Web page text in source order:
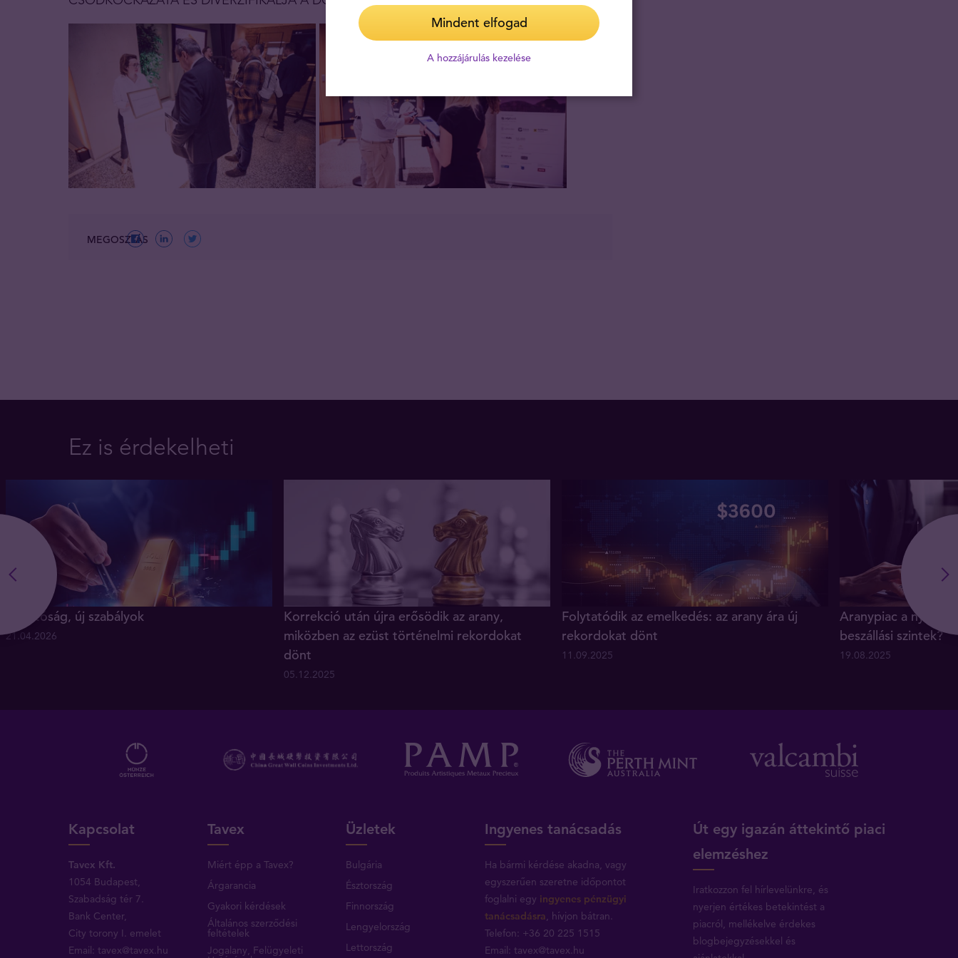
MEGOSZTÁS
Ez is érdekelheti
Új hatóság, új szabályok
21.04.2026
Korrekció után újra erősödik az arany,
miközben az ezüst történelmi rekordokat
dönt
05.12.2025
Folytatódik az emelkedés: az arany ára új
rekordokat dönt
11.09.2025
Aranypiac a nyár
beszállási szintek?
19.08.2025
Kapcsolat
Tavex Kft.
1054 Budapest,
Szabadság tér 7.
Bank Center,
City torony I. emelet
Email:tavex@tavex.hu
Tavex
Miért épp a Tavex?
Árgarancia
Gyakori kérdések
Általános szerződési
feltételek
Jogalany, Felügyeleti
Üzletek
Bulgária
Észtország
Finnország
Lengyelország
Lettország
Ingyenes tanácsadás
Ha bármi kérdése akadna, vagy
egyszerűen szeretne időpontot
foglalni egy ingyenes pénzügyi
tanácsadásra , hívjon bátran.
Telefon: +36 20 225 1515
Email: tavex@tavex.hu
Út egy igazán áttekintő piaci
elemzéshez
Iratkozzon fel hírlevelünkre, és
nyerjen értékes betekintést a
piacról, mellékelve érdekes
blogbejegyzésekkel és
Mindent elfogad
A hozzájárulás kezelése